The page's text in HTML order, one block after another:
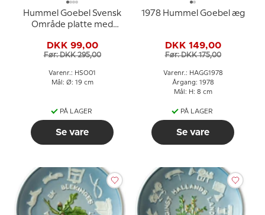
Hummel Goebel Svensk
Område platte med
DKK 99,00
Før: DKK 295,00
Varenr.: HSO01
Mål: Ø: 19 cm
PÅ LAGER
Se vare
1978 Hummel Goebel æg
DKK 149,00
Før: DKK 175,00
Varenr.: HAGG1978
Årgang: 1978
Mål: H: 8 cm
PÅ LAGER
Se vare